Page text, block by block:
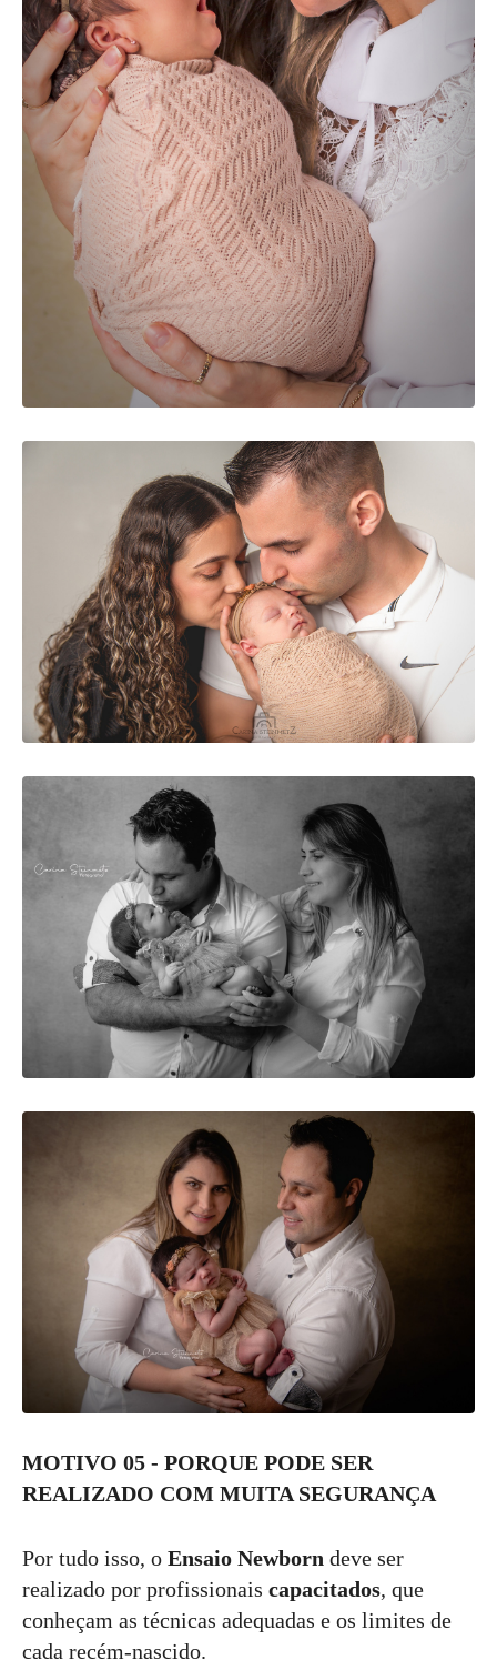
MOTIVO 05 - PORQUE PODE SER
REALIZADO COM MUITA SEGURANÇA
Por tudo isso, o Ensaio Newborn deve ser
realizado por profissionais capacitados, que
conheçam as técnicas adequadas e os limites de
cada recém-nascido.